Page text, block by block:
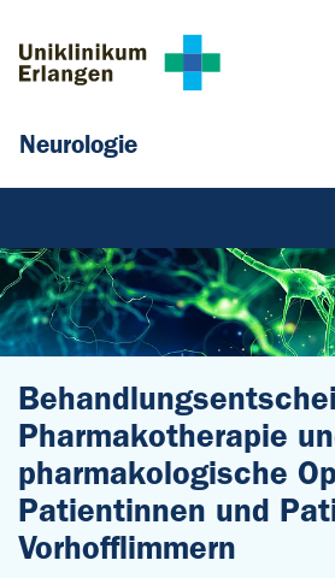
Neurologie
Pharmakotherapie
pharmakologische
Patientinnen und
Vorhofflimmern